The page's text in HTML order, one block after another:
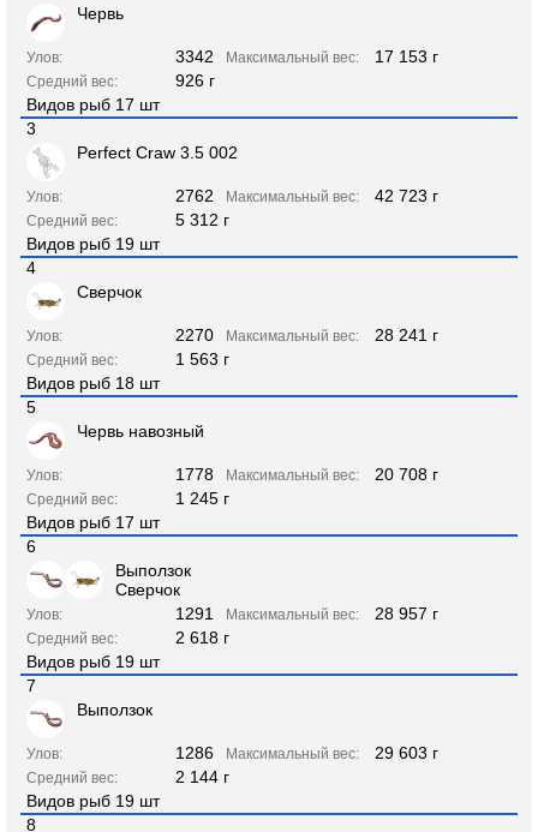
Червь
Улов: 3342 Максимальный вес: 17 153 г
Средний вес:
926 г
Видов рыб 17 шт
3
Perfect Craw 3.5 002
Улов: 2762 Максимальный вес: 42 723 г
Средний вес:
5 312 г
Видов рыб 19 шт
4
Сверчок
Улов: 2270 Максимальный вес: 28 241 г
Средний вес:
1 563 г
Видов рыб 18 шт
5
Червь навозный
Улов: 1778 Максимальный вес: 20 708 г
Средний вес:
1 245 г
Видов рыб 17 шт
6
Выползок
Сверчок
Улов: 1291 Максимальный вес: 28 957 г
Средний вес:
2 618 г
Видов рыб 19 шт
7
Выползок
Улов: 1286 Максимальный вес: 29 603 г
Средний вес:
2 144 г
Видов рыб 19 шт
8